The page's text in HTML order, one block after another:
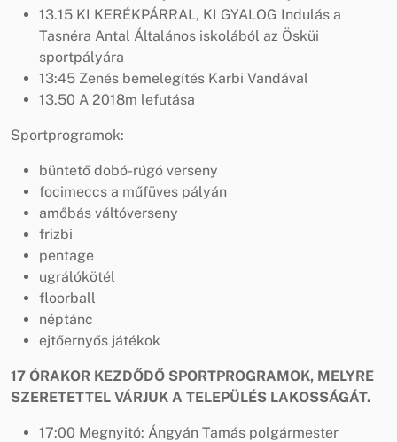
13.15 KI KERÉKPÁRRAL, KI GYALOG Indulás a
Tasnéra Antal Általános iskolából az Ösküi
sportpályára
13:45 Zenés bemelegítés Karbi Vandával
13.50 A 2018m lefutása
Sportprogramok:
büntető dobó-rúgó verseny
focimeccs a műfüves pályán
amőbás váltóverseny
frizbi
pentage
ugrálókötél
floorball
néptánc
ejtőernyős játékok
17 ÓRAKOR KEZDŐDŐ SPORTPROGRAMOK, MELYRE
SZERETETTEL VÁRJUK A TELEPÜLÉS LAKOSSÁGÁT.
17:00 Megnyitó: Ángyán Tamás polgármester